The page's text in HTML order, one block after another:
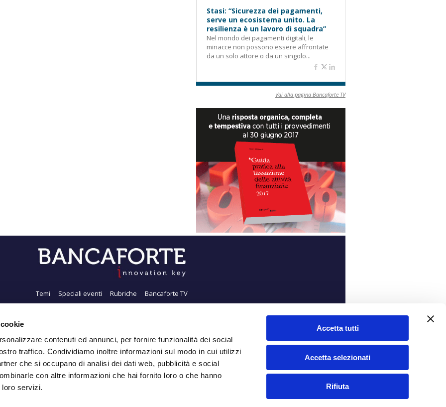
contenuti ed annunci, per fornire funzionalità dei social
traffico. Condividiamo inoltre informazioni sul modo in cui utilizzi
che si occupano di analisi dei dati web, pubblicità e social
con altre informazioni che hai fornito loro o che hanno
servizi.
Accetta tutti
Accetta selezionati
Rifiuta
Stasi: “Sicurezza dei pagamenti,
serve un ecosistema unito. La
resilienza è un lavoro di squadra”
Nel mondo dei pagamenti digitali, le
minacce non possono essere affrontate
da un solo attore o da un singolo...
Vai alla pagina Bancaforte TV
Temi Speciali eventi Rubriche Bancaforte TV
siamo
Iscriviti alla Newsletter